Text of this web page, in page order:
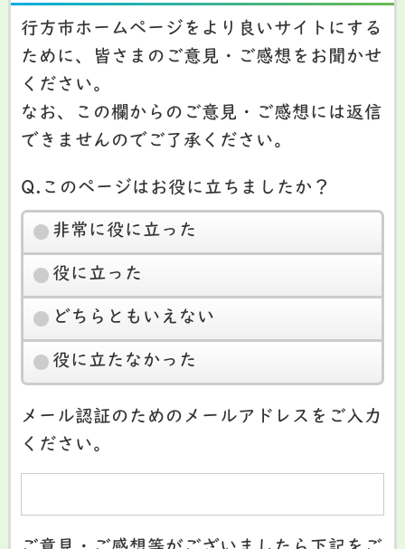
行方市ホームページをより良いサイトにする
ために、皆さまのご意見・ご感想をお聞かせ
ください。
なお、この欄からのご意見・ご感想には返信
できませんのでご了承ください。
Q.このページはお役に立ちましたか？
非常に役に立った
役に立った
どちらともいえない
役に立たなかった
メール認証のためのメールアドレスをご入力
ください。